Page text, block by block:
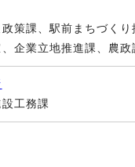
策課、駅前まちづく
企業立地推進課、農政
工務課